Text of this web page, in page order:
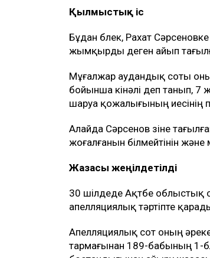
НЗМ ҰБТ-дан 140 балл
шығарды
Қазақстандағы ең арзан
қожалығында жылқышы
аралығында жоғалған
Мән-жай
Сот материалдарына
шығын 10 млн теңге деп
Осы келісім бойынша